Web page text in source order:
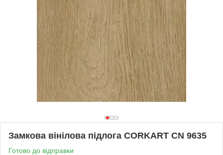
Замкова вінілова підлога CORKART CN 9635
Готово до відправки